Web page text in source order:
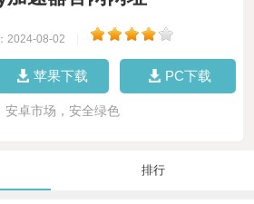
2024-08-02
苹果下载 PC下载
安卓市场，安全绿色
排行